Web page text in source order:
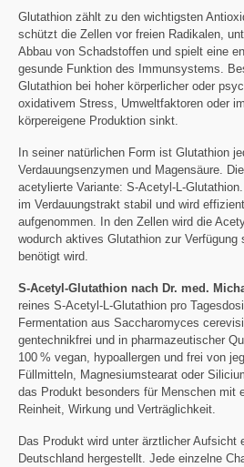
Glutathion zählt zu den wichtigsten
schützt die Zellen vor freien Radikalen,
Abbau von Schadstoffen und spielt eine
gesunde Funktion des Immunsystems.
Glutathion bei hoher körperlicher oder
oxidativem Stress, Umweltfaktoren oder
körpereigene Produktion sinkt.
In seiner natürlichen Form ist Glutathion
Verdauungsenzymen und Magensäure.
acetylierte Variante: S-Acetyl-L-
im Verdauungstrakt stabil und wird
aufgenommen. In den Zellen wird die
wodurch aktives Glutathion zur Verfügung
benötigt wird.
S-Acetyl-Glutathion nach Dr. med.
reines S-Acetyl-L-Glutathion pro
Fermentation aus Saccharomyces
gentechnikfrei und in pharmazeutischer
100 % vegan, hypoallergen und frei von
Füllmitteln, Magnesiumstearat oder
das Produkt besonders für Menschen mit
Reinheit, Wirkung und Verträglichkeit.
Das Produkt wird unter ärztlicher Aufsicht
Deutschland hergestellt. Jede einzelne